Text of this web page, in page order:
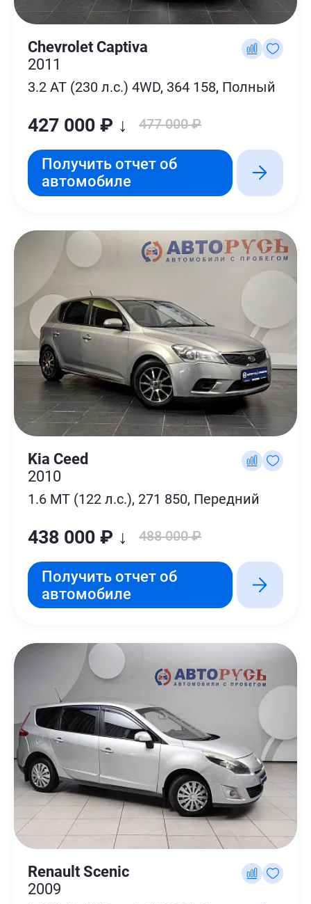
Chevrolet Captiva
2011
3.2 AT (230 л.с.) 4WD, 364 158, Полный
427 000 ₽ ↓ 477 000 ₽
Получить отчет об
автомобиле
Kia Ceed
2010
1.6 MT (122 л.с.), 271 850, Передний
438 000 ₽ ↓ 488 000 ₽
Получить отчет об
автомобиле
Renault Scenic
2009